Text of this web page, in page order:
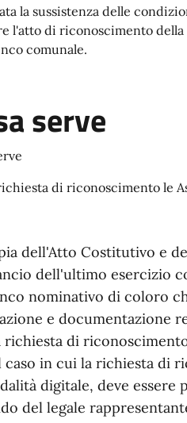
la sussistenza delle
l'atto di riconoscimento
comunale.
serve
di riconoscimento le
dell'Atto Costitutivo e
dell'ultimo esercizio
nominativo di coloro
e documentazione
richiesta di
caso in cui la richiesta di
digitale, deve
del legale